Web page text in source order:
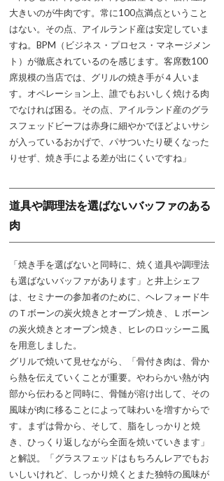
大きいのが牛肉です。常に100点満点ということ
はない。その点、アイルランド産は安定していま
すね。BPM（ビジネス・プロセス・マネージメン
ト）が徹底されているのを感じます。客席数100
席規模の当店では、グリルの焼き手が４人いま
す。オペレーション上、誰でもおいしく焼ける肉
でなければ困る。その点、アイルランド産のグラ
スフェッドビーフは赤身に細やかでほどよいサシ
が入っているおかげで、パサついたり硬くなった
りせず、焼き手による差が出にくいですね」
道具や調理法を選ばないバッファのある
肉
「焼き手を選ばないと同時に、焼く道具や調理法
も選ばないバッファがあります」と井上シェフ
は、セミナーの参加者のために、ヘレフォード牛
のＴボーンの炭火焼きとオーブン焼き、Ｌボーン
の炭火焼きとオーブン焼き、ヒレのロッシーニ風
を用意しました。
グリルで焼いて見せながら、「骨付き肉は、骨か
ら熱を伝えていくことが重要。やわらかい熱が内
部から伝わると同時に、骨髄が溶け出して、その
風味が肉に移ることによって味わいを増すからで
す。まずは骨から、そして、脂をしっかりと焼
き、ひっくり返しながら全面を焼いていきます」
と解説。「グラスフェッドはもちろんレアでもお
いしいけれど、しっかり焼くとまた独特の風味が